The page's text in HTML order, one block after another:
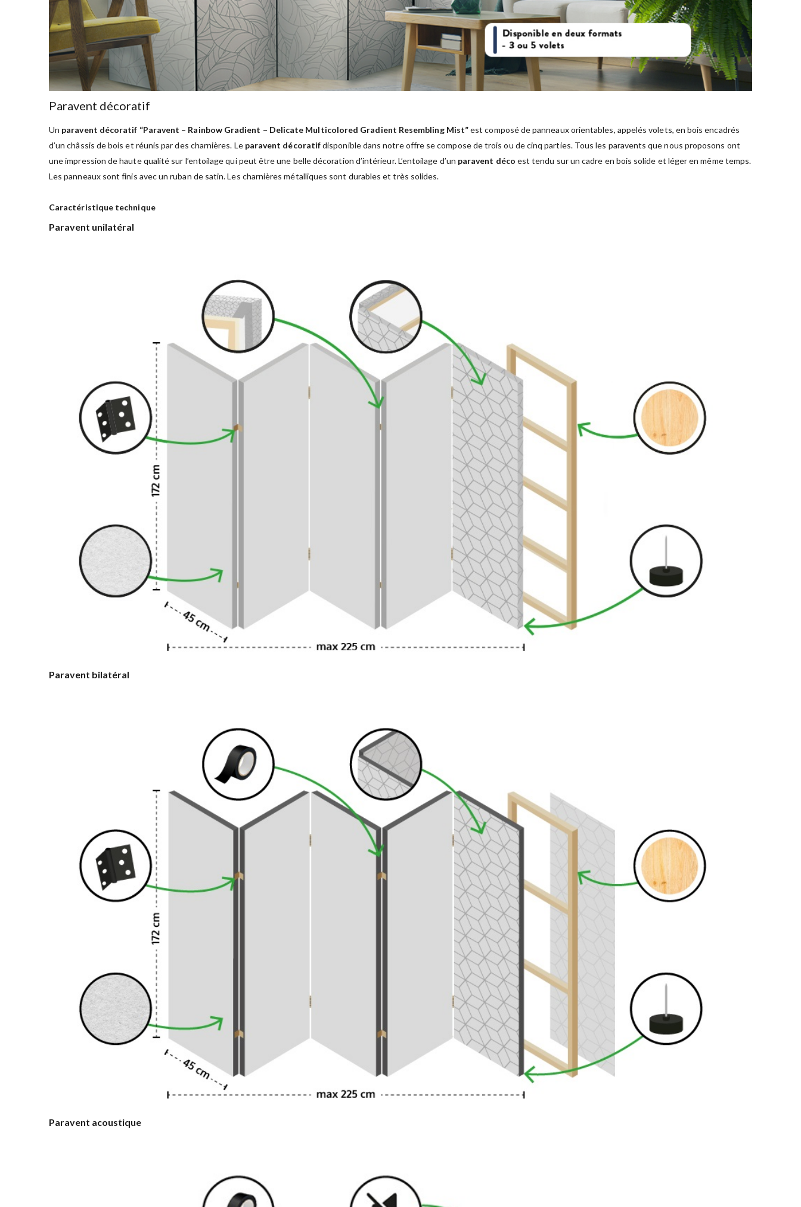
Paravent décoratif
Un paravent décoratif “Paravent – Rainbow Gradient – Delicate Multicolored Gradient Resembling Mist”est composé de panneaux orientables, appelés volets, en bois encadrés
d’un châssis de bois et réunis par des charnières. Le paravent décoratifdisponible dans notre offre se compose de trois ou de cinq parties. Tous les paravents que nous proposons ont
une impression de haute qualité sur l’entoilage qui peut être une belle décoration d’intérieur. L’entoilage d’un paravent déco est tendu sur un cadre en bois solide et léger en même temps.
Les panneaux sont finis avec un ruban de satin. Les charnières métalliques sont durables et très solides.
Caractéristique technique
Paravent unilatéral
Paravent bilatéral
Paravent acoustique